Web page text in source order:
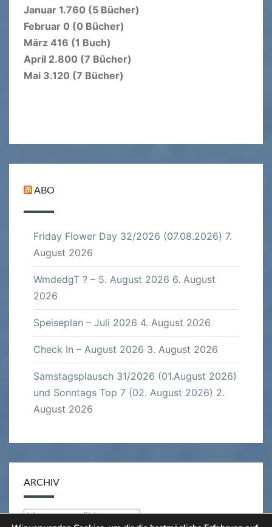
Januar 1.760 (5 Bücher)
Februar 0 (0 Bücher)
März 416 (1 Buch)
April 2.800 (7 Bücher)
Mai 3.120 (7 Bücher)
ABO
Friday Flower Day 32/2026 (07.08.2026) 7.
August 2026
WmdedgT ? – 5. August 2026 6. August
2026
Speiseplan – Juli 2026 4. August 2026
Check In – August 2026 3. August 2026
Samstagsplausch 31/2026 (01.August 2026)
und Sonntags Top 7 (02. August 2026) 2.
August 2026
ARCHIV
Archiv